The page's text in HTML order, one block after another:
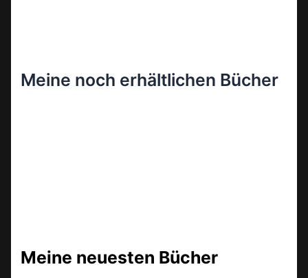
Meine noch erhältlichen Bücher
Meine neuesten Bücher